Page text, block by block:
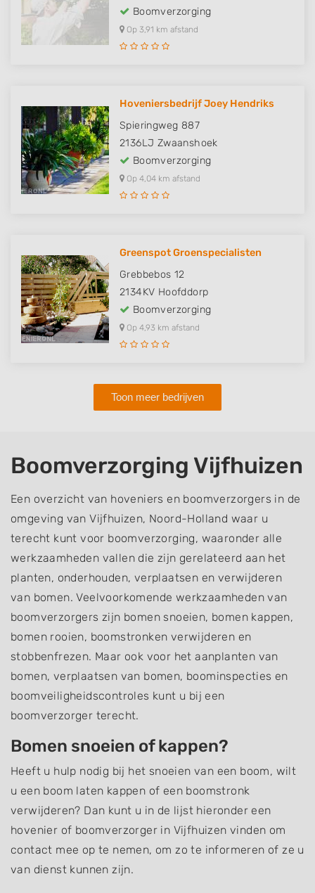
Boomverzorging
Op 3,91 km afstand
Hoveniersbedrijf Joey Hendriks
Spieringweg 887
2136LJ Zwaanshoek
Boomverzorging
Op 4,04 km afstand
Greenspot Groenspecialisten
Grebbebos 12
2134KV Hoofddorp
Boomverzorging
Op 4,93 km afstand
Toon meer bedrijven
Boomverzorging Vijfhuizen
Een overzicht van hoveniers en boomverzorgers in de
omgeving van Vijfhuizen, Noord-Holland waar u
terecht kunt voor boomverzorging, waaronder alle
werkzaamheden vallen die zijn gerelateerd aan het
planten, onderhouden, verplaatsen en verwijderen
van bomen. Veelvoorkomende werkzaamheden van
boomverzorgers zijn bomen snoeien, bomen kappen,
bomen rooien, boomstronken verwijderen en
stobbenfrezen. Maar ook voor het aanplanten van
bomen, verplaatsen van bomen, boominspecties en
boomveiligheidscontroles kunt u bij een
boomverzorger terecht.
Bomen snoeien of kappen?
Heeft u hulp nodig bij het snoeien van een boom, wilt
u een boom laten kappen of een boomstronk
verwijderen? Dan kunt u in de lijst hieronder een
hovenier of boomverzorger in Vijfhuizen vinden om
contact mee op te nemen, om zo te informeren of ze u
van dienst kunnen zijn.